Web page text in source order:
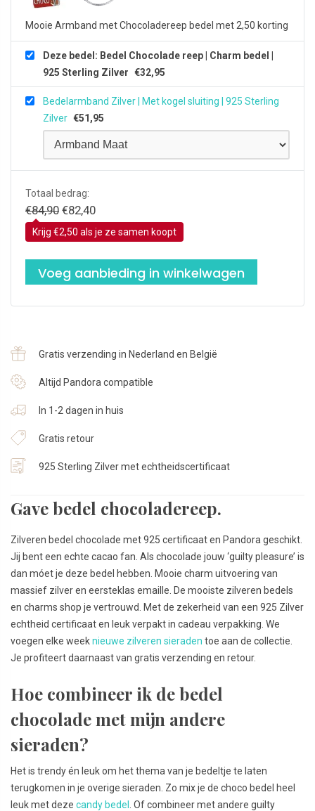
Mooie Armband met Chocoladereep bedel met 2,50 korting
Deze bedel: Bedel Chocolade reep | Charm bedel |
925 Sterling Zilver €32,95
Bedelarmband Zilver | Met kogel sluiting | 925 Sterling
Zilver €51,95
Totaal bedrag:
€84,90 Oorspronkelijke
prijs
was:
€84,90.
€82,40Huidige
prijs
is:
€82,40.
Krijg €2,50 als je ze samen koopt
Voeg aanbieding in winkelwagen
Gratis verzending in Nederland en België
Altijd Pandora compatible
In 1-2 dagen in huis
Gratis retour
925 Sterling Zilver met echtheidscertificaat
Gave bedel chocoladereep.
Zilveren bedel chocolade met 925 certificaat en Pandora geschikt.
Jij bent een echte cacao fan. Als chocolade jouw ‘guilty pleasure’ is
dan móet je deze bedel hebben. Mooie charm uitvoering van
massief zilver en eersteklas emaille. De mooiste zilveren bedels
en charms shop je vertrouwd. Met de zekerheid van een 925 Zilver
echtheid certificaat en leuk verpakt in cadeau verpakking. We
voegen elke weeknieuwe zilveren sieraden toe aan de collectie.
Je profiteert daarnaast van gratis verzending en retour.
Hoe combineer ik de bedel
chocolade met mijn andere
sieraden?
Het is trendy én leuk om het thema van je bedeltje te laten
terugkomen in je overige sieraden. Zo mix je de choco bedel heel
leuk met deze candy bedel
. Of combineer met andere guilty